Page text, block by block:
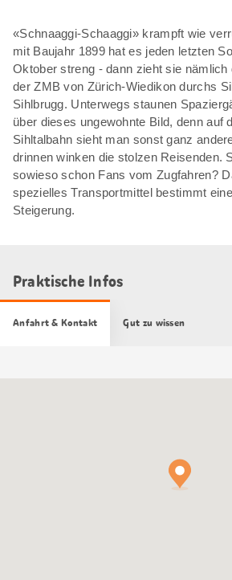
«Schnaaggi-Schaaggi» krampft wie
mit Baujahr 1899 hat es jeden letzten
Oktober streng - dann zieht sie
der ZMB von Zürich-Wiedikon durchs
Sihlbrugg. Unterwegs staunen
über dieses ungewohnte Bild, denn auf
Sihltalbahn sieht man sonst ganz
drinnen winken die stolzen Reisenden.
sowieso schon Fans vom Zugfahren?
spezielles Transportmittel bestimmt
Steigerung.
Praktische Infos
Anfahrt & Kontakt Gut zu wissen